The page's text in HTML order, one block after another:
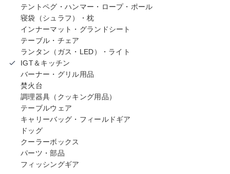
テントペグ・ハンマー・ロープ・ポール
寝袋（シュラフ）・枕
インナーマット・グランドシート
テーブル・チェア
ランタン（ガス・LED）・ライト
IGT＆キッチン
バーナー・グリル用品
焚火台
調理器具（クッキング用品）
テーブルウェア
キャリーバッグ・フィールドギア
ドッグ
クーラーボックス
パーツ・部品
フィッシングギア